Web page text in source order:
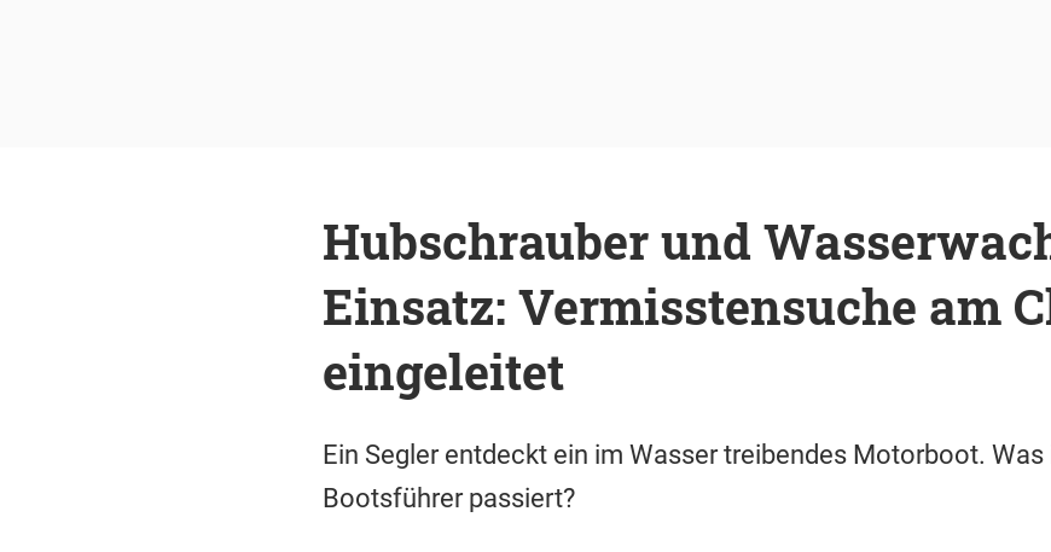
Hubschrauber und
Einsatz: Vermisstensuche am
eingeleitet
Ein Segler entdeckt ein im Wasser treibendes Motorboot.
Bootsführer passiert?